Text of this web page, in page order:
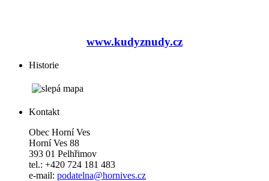
www.kudyznudy.cz
Historie
Kontakt
Obec Horní Ves
Horní Ves 88
393 01 Pelhřimov
tel.: +420 724 181 483
e-mail: podatelna@hornives.cz